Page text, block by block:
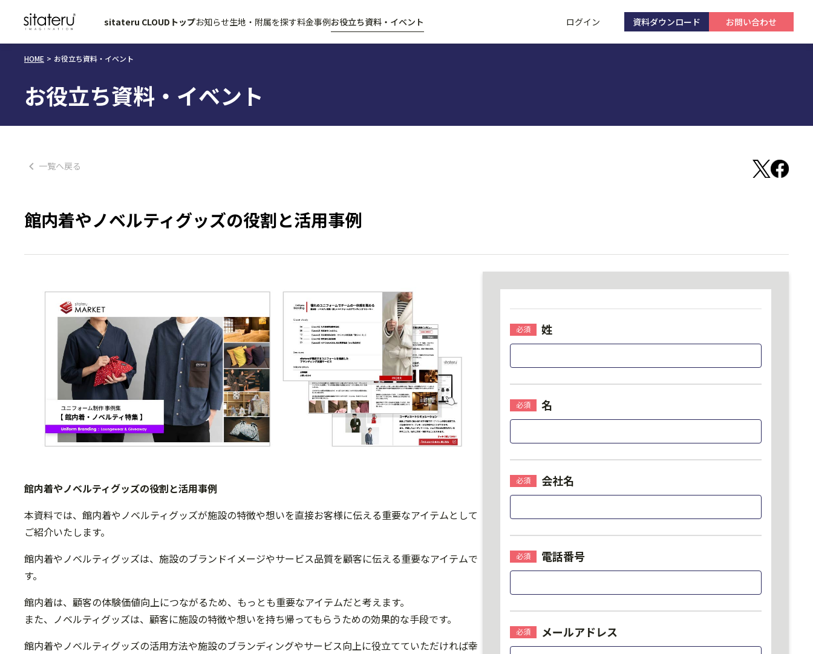
sitateru CLOUDトップお知らせ生地・附属を探す料金事例お役立ち資料・イベント ログイン 資料ダウンロード お問い合わせ
HOME お役立ち資料・イベント
お役立ち資料・イベント
一覧へ戻る
館内着やノベルティグッズの役割と活用事例
館内着やノベルティグッズの役割と活用事例
本資料では、館内着やノベルティグッズが施設の特徴や想いを直接お客様に伝える重要なアイテムとして
ご紹介いたします。
館内着やノベルティグッズは、施設のブランドイメージやサービス品質を顧客に伝える重要なアイテムで
す。
館内着は、顧客の体験価値向上につながるため、もっとも重要なアイテムだと考えます。
また、ノベルティグッズは、顧客に施設の特徴や想いを持ち帰ってもらうための効果的な手段です。
館内着やノベルティグッズの活用方法や施設のブランディングやサービス向上に役立てていただければ幸